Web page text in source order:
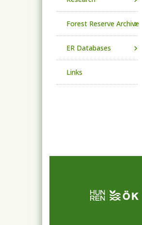
Forest Reserve Archive
ER Databases
Links